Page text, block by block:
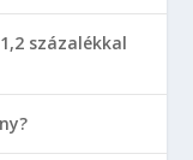
százalékkal